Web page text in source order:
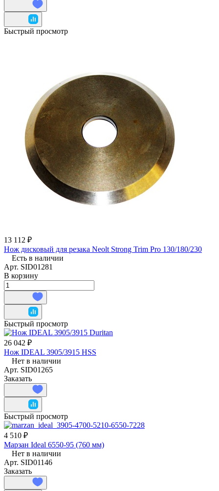
Быстрый просмотр
13 112 ₽
Нож дисковый для резака Neolt Strong Trim Pro 130/180/230
Есть в наличии
Арт. SID01281
В корзину
Быстрый просмотр
26 042 ₽
Нож IDEAL 3905/3915 HSS
Нет в наличии
Арт. SID01265
Заказать
Быстрый просмотр
4 510 ₽
Марзан Ideal 6550-95 (760 мм)
Нет в наличии
Арт. SID01146
Заказать